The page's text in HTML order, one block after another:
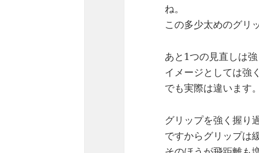
ね。
この多少太めのグリ
あと1つの見直しは
イメージとしては強
でも実際は違います。
グリップを強く握り
ですからグリップは